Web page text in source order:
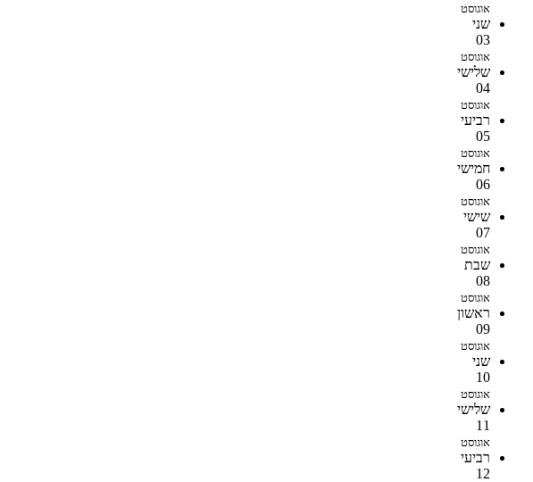
אוגוסט
שני
03
אוגוסט
שלישי
04
אוגוסט
רביעי
05
אוגוסט
חמישי
06
אוגוסט
שישי
07
אוגוסט
שבת
08
אוגוסט
ראשון
09
אוגוסט
שני
10
אוגוסט
שלישי
11
אוגוסט
רביעי
12